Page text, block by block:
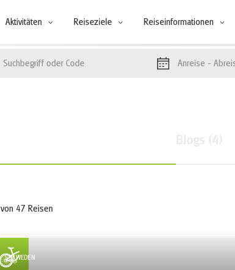
Aktivitäten Reiseziele Reiseinformationen
Anreise -
von 47 Reisen
SCHWEDEN